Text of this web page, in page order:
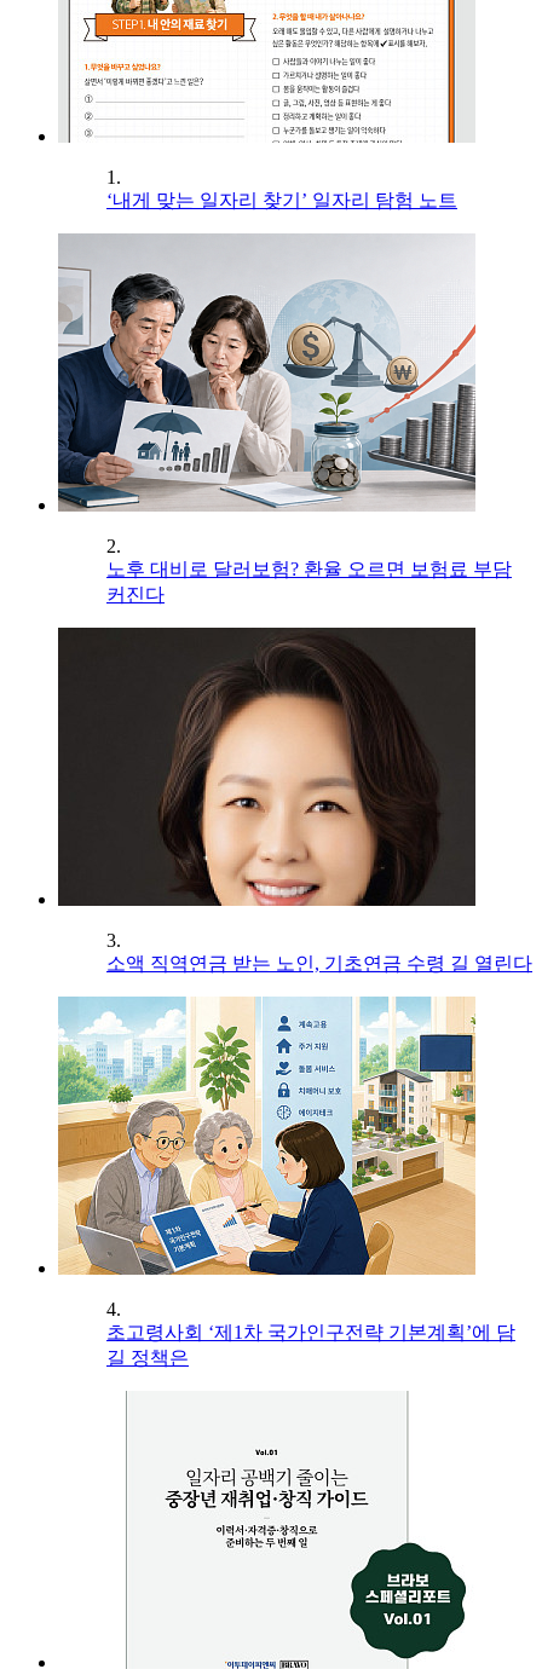
1.
‘내게 맞는 일자리 찾기’ 일자리 탐험 노트
2.
노후 대비로 달러보험? 환율 오르면 보험료 부담
커진다
3.
소액 직역연금 받는 노인, 기초연금 수령 길 열린다
4.
초고령사회 ‘제1차 국가인구전략 기본계획’에 담
길 정책은